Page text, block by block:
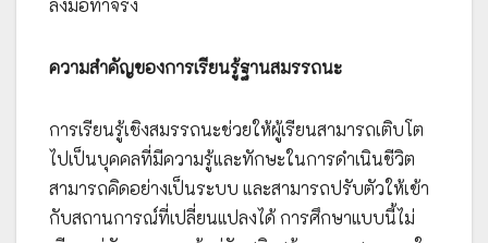
ลงมือทำจริง
ความสำคัญของการเรียนรู้ฐานสมรรถนะ
การเรียนรู้เชิงสมรรถนะช่วยให้ผู้เรียนสามารถเติบโต
ไปเป็นบุคคลที่มีความรู้และทักษะในการดำเนินชีวิต
สามารถคิดอย่างเป็นระบบ และสามารถปรับตัวให้เข้า
กับสถานการณ์ที่เปลี่ยนแปลงได้ การศึกษาแบบนี้ไม่